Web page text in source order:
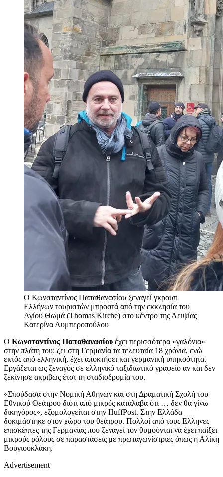
Ο Κωνσταντίνος Παπαθανασίου ξεναγεί γκρουπ
Ελλήνων τουριστών μπροστά από την εκκλησία του
Αγίου Θωμά (Thomas Kirche) στο κέντρο της Λειψίας
Κατερίνα Λυμπεροπούλου
Ο Κωνσταντίνος Παπαθανασίου έχει περισσότερα «γαλόνια»
στην πλάτη του: ζει στη Γερμανία τα τελευταία 18 χρόνια, ενώ
εκτός από ελληνική, έχει αποκτήσει και γερμανική υπηκοότητα.
Εργάζεται ως ξεναγός σε ελληνικό ταξιδιωτικό γραφείο αν και δεν
ξεκίνησε ακριβώς έτσι τη σταδιοδρομία του.
«Σπούδασα στην Νομική Αθηνών και στη Δραματική Σχολή του
Εθνικού Θεάτρου διότι από μικρός κατάλαβα ότι … δεν θα γίνω
δικηγόρος», εξομολογείται στην HuffPost. Στην Ελλάδα
δοκιμάστηκε στον χώρο του θεάτρου. Πολλοί από τους Ελληνες
επισκέπτες της Γερμανίας που ξεναγεί τον θυμούνται να έχει παίξει
μικρούς ρόλους σε παραστάσεις με πρωταγωνίστριες όπως η Αλίκη
Βουγιουκλάκη.
Advertisement